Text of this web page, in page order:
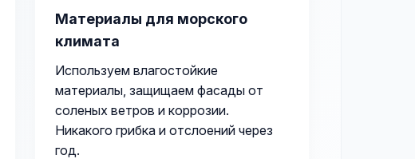
Материалы для морского
климата
Используем влагостойкие
материалы, защищаем фасады от
соленых ветров и коррозии.
Никакого грибка и отслоений через
год.